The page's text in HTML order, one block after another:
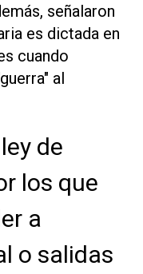
señalaron
es dictada en
cuando
al
de
los que
a
o salidas